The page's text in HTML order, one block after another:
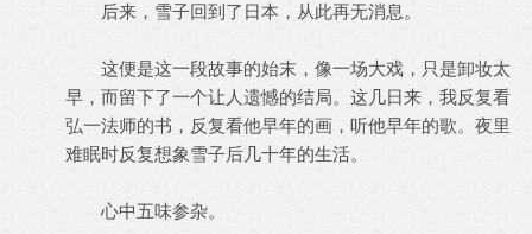
后来，雪子回到了日本，从此再无消息。
这便是这一段故事的始末，像一场大戏，只是卸妆太
早，而留下了一个让人遗憾的结局。这几日来，我反复看
弘一法师的书，反复看他早年的画，听他早年的歌。夜里
难眠时反复想象雪子后几十年的生活。
心中五味参杂。